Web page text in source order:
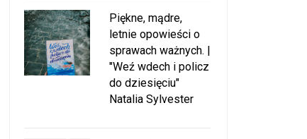
Piękne, mądre,
letnie opowieści o
sprawach ważnych. |
"Weź wdech i policz
do dziesięciu"
Natalia Sylvester